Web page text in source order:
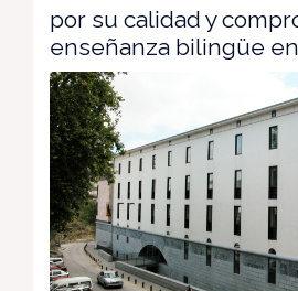
por su calidad y
enseñanza bilingüe